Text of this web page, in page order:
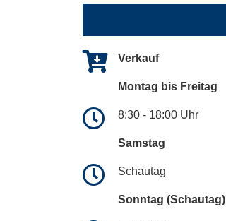
Verkauf
Montag bis Freitag
8:30 - 18:00 Uhr
Samstag
Schautag
Sonntag (Schautag)